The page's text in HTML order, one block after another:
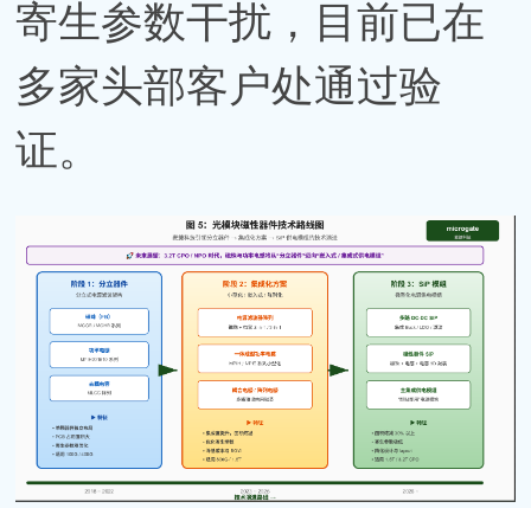
寄生参数干扰，目前已在
多家头部客户处通过验
证。